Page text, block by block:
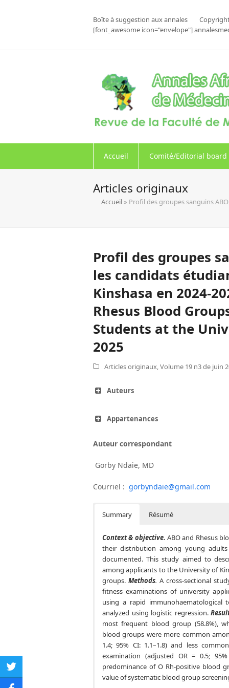
Boîte à suggestion aux annales
[font_awesome icon="envelope"]
Accueil Comité/Editorial board
Articles originaux
Accueil » Profil des groupes sanguins
Profil des groupes
les candidats
Kinshasa en 2024-
Rhesus Blood
Students at the
2025
Articles originaux,Volume 19 n3 de juin
Auteurs
Appartenances
Auteur correspondant
Gorby Ndaie, MD
Courriel : gorbyndaie@gmail.com
Summary Résumé
Context & objective. ABO and Rhesus
their distribution among young
documented. This study aimed to
among applicants to the University of
groups.Methods. A cross-sectional
fitness examinations of university
using a rapid immunohaematological
analyzed using logistic regression.
most frequent blood group (58.8%),
blood groups were more common
1.4; 95% CI: 1.1–1.8) and less
examination (adjusted OR = 0.5;
predominance of O Rh-positive blood
value of systematic blood group
Share